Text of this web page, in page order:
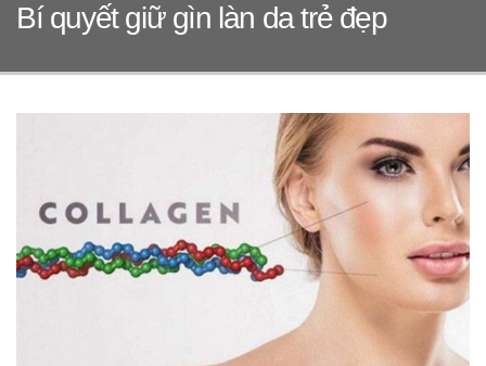
Bí quyết giữ gìn làn da trẻ đẹp